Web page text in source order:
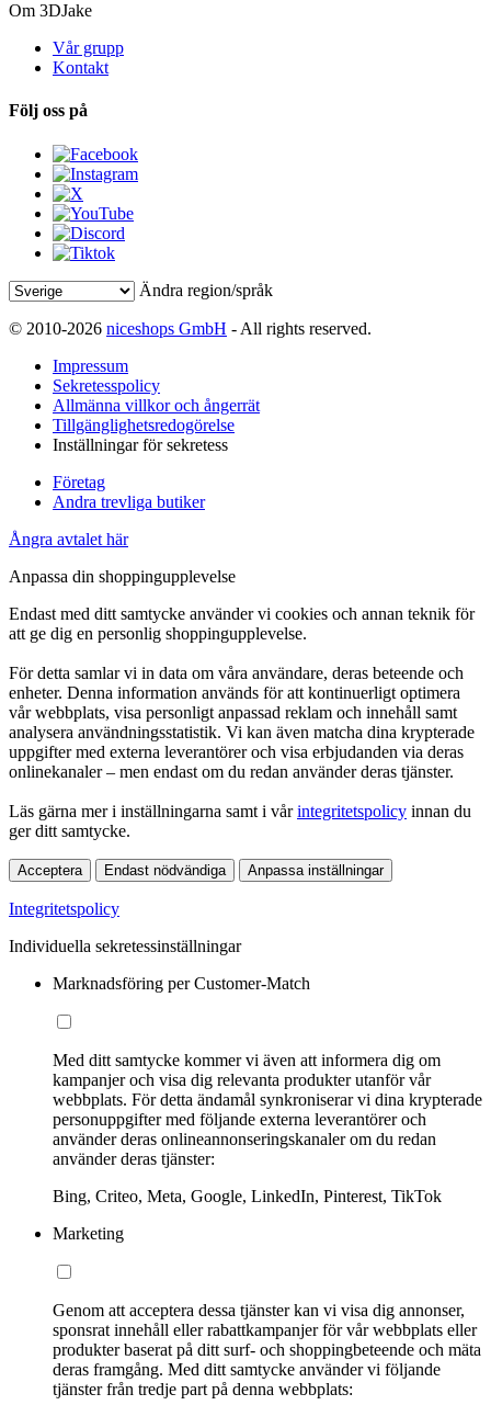
Om 3DJake
Vår grupp
Kontakt
Följ oss på
Ändra region/språk
© 2010-2026 niceshops GmbH - All rights reserved.
Impressum
Sekretesspolicy
Allmänna villkor och ångerrät
Tillgänglighetsredogörelse
Inställningar för sekretess
Företag
Andra trevliga butiker
Ångra avtalet här
Anpassa din shoppingupplevelse
Endast med ditt samtycke använder vi cookies och annan teknik för
att ge dig en personlig shoppingupplevelse.
För detta samlar vi in data om våra användare, deras beteende och
enheter. Denna information används för att kontinuerligt optimera
vår webbplats, visa personligt anpassad reklam och innehåll samt
analysera användningsstatistik. Vi kan även matcha dina krypterade
uppgifter med externa leverantörer och visa erbjudanden via deras
onlinekanaler – men endast om du redan använder deras tjänster.
Läs gärna mer i inställningarna samt i vårintegritetspolicy innan du
ger ditt samtycke.
Acceptera Endast nödvändiga Anpassa inställningar
Integritetspolicy
Individuella sekretessinställningar
Marknadsföring per Customer-Match
Med ditt samtycke kommer vi även att informera dig om
kampanjer och visa dig relevanta produkter utanför vår
webbplats. För detta ändamål synkroniserar vi dina krypterade
personuppgifter med följande externa leverantörer och
använder deras onlineannonseringskanaler om du redan
använder deras tjänster:
Bing, Criteo, Meta, Google, LinkedIn, Pinterest, TikTok
Marketing
Genom att acceptera dessa tjänster kan vi visa dig annonser,
sponsrat innehåll eller rabattkampanjer för vår webbplats eller
produkter baserat på ditt surf- och shoppingbeteende och mäta
deras framgång. Med ditt samtycke använder vi följande
tjänster från tredje part på denna webbplats: